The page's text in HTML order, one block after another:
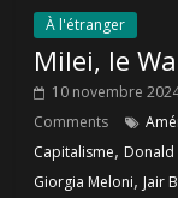
À l'étranger
Milei, le
10 novembre
Comments
Capitalisme, Donald
Giorgia Meloni, Jair